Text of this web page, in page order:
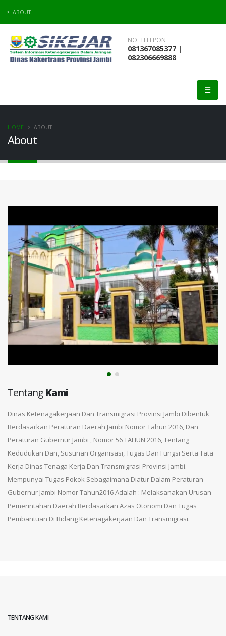
ABOUT
NO. TELEPON
081367085377 |
082306669888
About
HOME ABOUT
TentangKami
Dinas Ketenagakerjaan Dan Transmigrasi Provinsi Jambi Dibentuk
Berdasarkan Peraturan Daerah Jambi Nomor Tahun 2016, Dan
Peraturan Gubernur Jambi , Nomor 56 TAHUN 2016, Tentang
Kedudukan Dan, Susunan Organisasi, Tugas Dan Fungsi Serta Tata
Kerja Dinas Tenaga Kerja Dan Transmigrasi Provinsi Jambi.
Mempunyai Tugas Pokok Sebagaimana Diatur Dalam Peraturan
Gubernur Jambi Nomor Tahun2016 Adalah : Melaksanakan Urusan
Pemerintahan Daerah Berdasarkan Azas Otonomi Dan Tugas
Pembantuan Di Bidang Ketenagakerjaan Dan Transmigrasi.
TENTANG KAMI